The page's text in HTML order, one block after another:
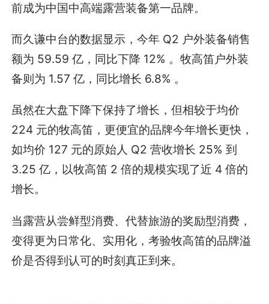
前成为中国中高端露营装备第一品牌。
而久谦中台的数据显示，今年 Q2 户外装备销售
额为 59.59 亿，同比下降 12% 。牧高笛户外装
备则为 1.57 亿，同比增长 6.8% 。
虽然在大盘下降下保持了增长，但相较于均价
224 元的牧高笛，更便宜的品牌今年增长更快，
如均价 127 元的原始人 Q2 营收增长 25% 到
3.25 亿，以牧高笛 2 倍的规模实现了近 4 倍的
增长。
当露营从尝鲜型消费、代替旅游的奖励型消费，
变得更为日常化、实用化，考验牧高笛的品牌溢
价是否得到认可的时刻真正到来。